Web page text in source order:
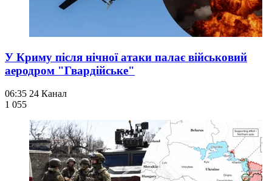
У Криму після нічної атаки палає військовий
аеродром "Гвардійське"
06:35 24 Канал
1 055